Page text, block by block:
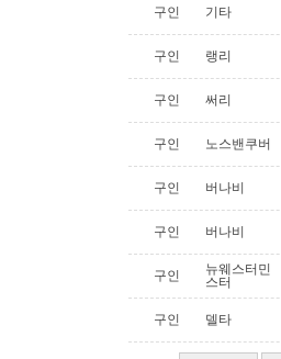
구인 기타
구인 랭리
구인 써리
구인 노스밴쿠버
구인 버나비
구인 버나비
구인
뉴웨스터민
스터
구인 델타